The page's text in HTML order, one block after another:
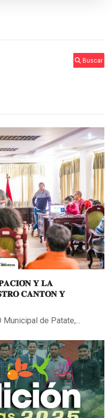
Buscar
𝐘 𝐋𝐀
𝐂𝐀𝐍𝐓𝐎𝐍 𝐘
de Patate,...